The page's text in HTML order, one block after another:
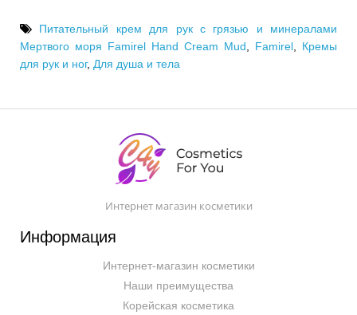
Питательный крем для рук с грязью и минералами
Мертвого моря Famirel Hand Cream Mud
Famirel
Кремы
для рук и ног, Для душа и тела
Интернет магазин косметики
Информация
Интернет-магазин косметики
Наши преимущества
Корейская косметика